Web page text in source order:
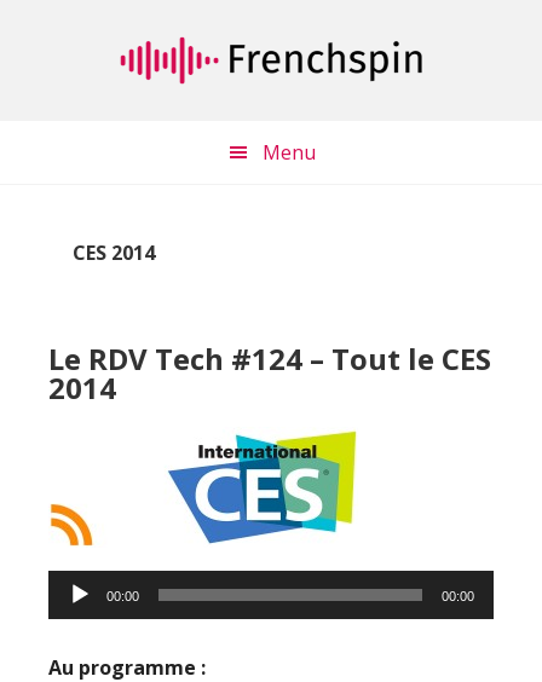
Menu
CES 2014
Le RDV Tech #124 – Tout le CES
2014
00:00 00:00
Au programme :